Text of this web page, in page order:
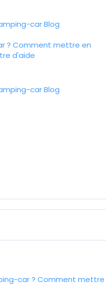
carBlog
? Comment mettre en
d'aide
carBlog
car ? Comment mettre